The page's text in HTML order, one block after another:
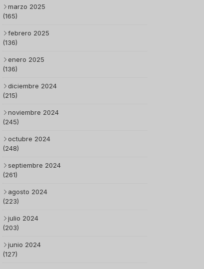
marzo 2025
(165)
febrero 2025
(136)
enero 2025
(136)
diciembre 2024
(215)
noviembre 2024
(245)
octubre 2024
(248)
septiembre 2024
(261)
agosto 2024
(223)
julio 2024
(203)
junio 2024
(127)